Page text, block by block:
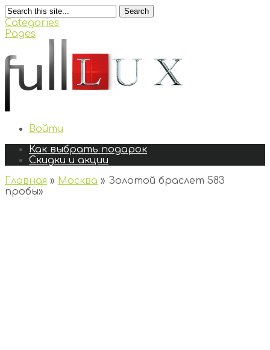
Search
Categories
Pages
Войти
Как выбрать подарок
Скидки и акции
Главная » Москва » Золотой браслет 583
пробы»